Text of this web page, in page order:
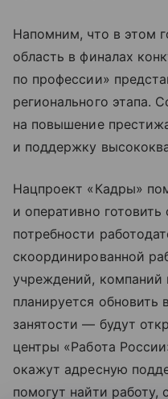
Напомним, что в этом
область в финалах
по профессии»
регионального этапа.
на повышение
и поддержку
Нацпроект «Кадры»
и оперативно
потребности
скоординированной
учреждений, компаний
планируется обновить
занятости — будут
центры «Работа
окажут адресную
помогут найти